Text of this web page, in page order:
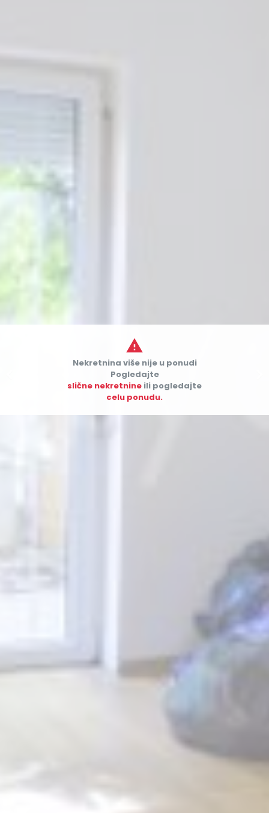

Nekretnina više nije u ponudi
Pogledajte
slične nekretnine ili pogledajte
celu ponudu.